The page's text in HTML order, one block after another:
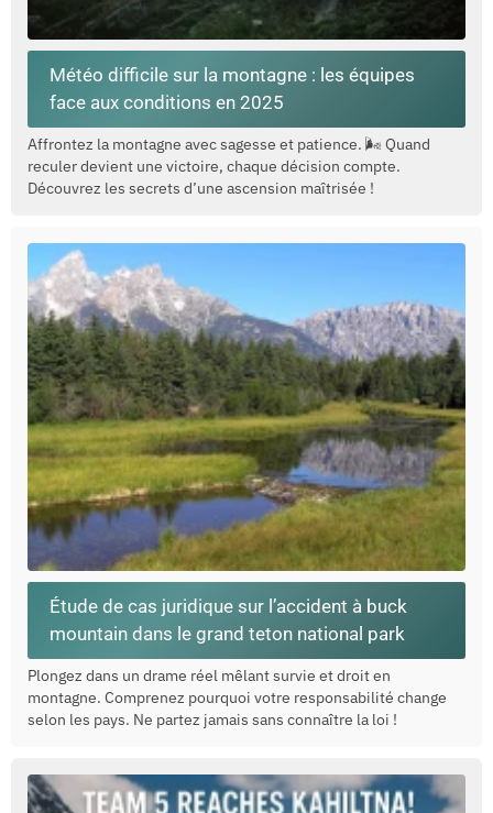
Météo difficile sur la montagne : les équipes
face aux conditions en 2025
Affrontez la montagne avec sagesse et patience. 🌬️ Quand
reculer devient une victoire, chaque décision compte.
Découvrez les secrets d’une ascension maîtrisée !
Étude de cas juridique sur l’accident à buck
mountain dans le grand teton national park
Plongez dans un drame réel mêlant survie et droit en
montagne. Comprenez pourquoi votre responsabilité change
selon les pays. Ne partez jamais sans connaître la loi !